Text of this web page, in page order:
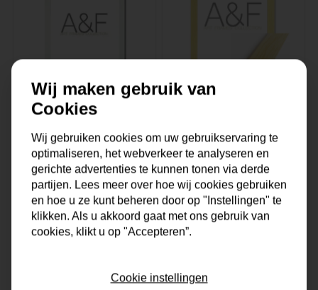
Basic
Op voorraad
28,-
Beukkleur
Op voorraad
19,-
Wij maken gebruik van
Cookies
Wij gebruiken cookies om uw gebruikservaring te
optimaliseren, het webverkeer te analyseren en
gerichte advertenties te kunnen tonen via derde
partijen. Lees meer over hoe wij cookies gebruiken
en hoe u ze kunt beheren door op "Instellingen" te
klikken. Als u akkoord gaat met ons gebruik van
cookies, klikt u op "Accepteren”.
Cookie instellingen